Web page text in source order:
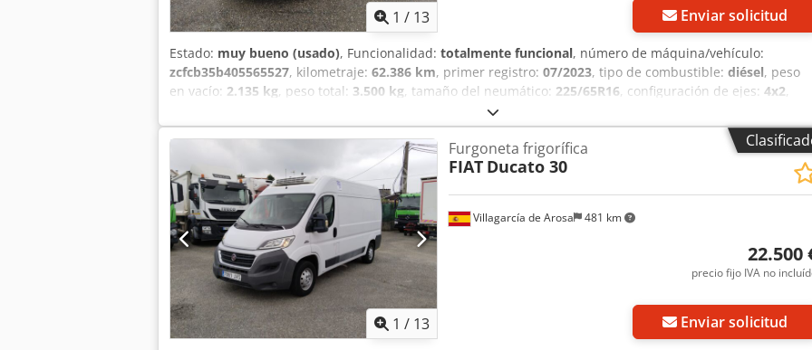
1 / 13 Enviar solicitud
Estado: muy bueno (usado), Funcionalidad: totalmente funcional, número de máquina/vehículo:
zcfcb35b405565527, kilometraje: 62.386 km, primer registro: 07/2023, tipo de combustible: diésel, peso
en vacío: 2.135 kg, peso total: 3.500 kg, tamaño del neumático: 225/65R16, configuración de ejes: 4x2,
, color:
amortiguación:acero, número de asientos:3, volumen del espacio de carga:10 m³, longitud del espacio
, anchura del espacio de carga:1.740 mm, altura del espacio de carga: 1.900 mm,
Año de fabricación: 2023 , *FURGONETA CERRADA. Chodezr Nk Topfx Ag Tsa
1 / 13
Villagarcía de Arosa 481 km
Furgoneta frigorífica
FIAT Ducato 30
22.500
precio fijo IVA no
Enviar solicitud